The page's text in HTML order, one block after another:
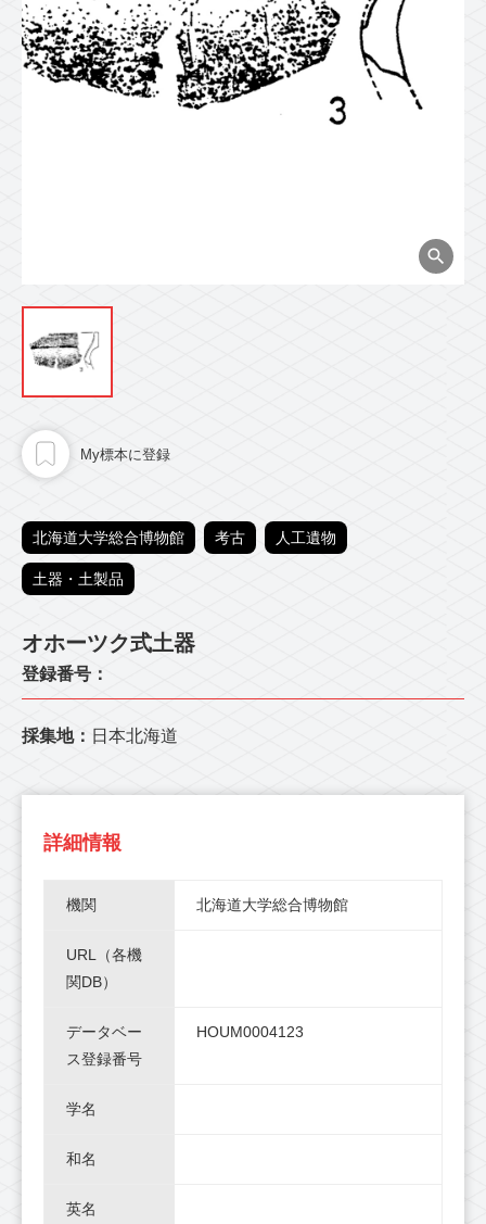
My標本に登録
北海道大学総合博物館 考古 人工遺物
土器・土製品
オホーツク式土器
登録番号：
採集地： 日本北海道
詳細情報
機関 北海道大学総合博物館
URL（各機
関DB）
データベー
ス登録番号
HOUM0004123
学名
和名
英名